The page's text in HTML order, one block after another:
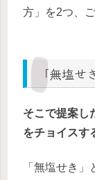
方」を2つ、
「無塩
そこで提案し
をチョイスす
「無塩せき